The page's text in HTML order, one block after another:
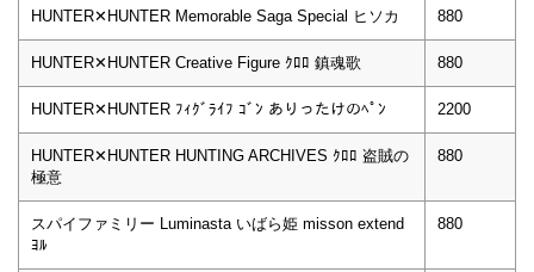
HUNTER✕HUNTER Memorable Saga Special ヒソカ 880
HUNTER✕HUNTER Creative Figure ｸﾛﾛ 鎮魂歌 880
HUNTER✕HUNTER ﾌｨｸﾞﾗｲﾌ ｺﾞﾝ ありったけのﾍﾟﾝ 2200
HUNTER✕HUNTER HUNTING ARCHIVES ｸﾛﾛ 盗賊の
極意
880
スパイファミリー Luminasta いばら姫 misson extend
ﾖﾙ
880